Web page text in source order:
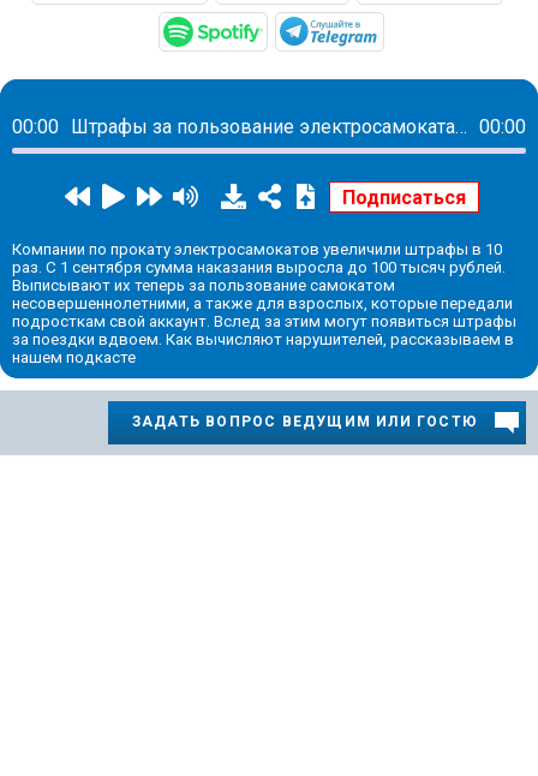
https://open.spotify.com/
00:00 Штрафы за пользование электросамокатами подростками выросли до 100 тысяч рублей 00:00
Компании по прокату электросамокатов увеличили штрафы в 10
раз. С 1 сентября сумма наказания выросла до 100 тысяч рублей.
Выписывают их теперь за пользование самокатом
несовершеннолетними, а также для взрослых, которые передали
подросткам свой аккаунт. Вслед за этим могут появиться штрафы
за поездки вдвоем. Как вычисляют нарушителей, рассказываем в
нашем подкасте
ЗАДАТЬ ВОПРОС ВЕДУЩИМ ИЛИ ГОСТЮ